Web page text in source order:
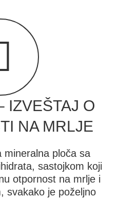
IZVEŠTAJ O
NA MRLJE
mineralna ploča sa
sastojkom koji
otpornost na mrlje i
svakako je poželjno